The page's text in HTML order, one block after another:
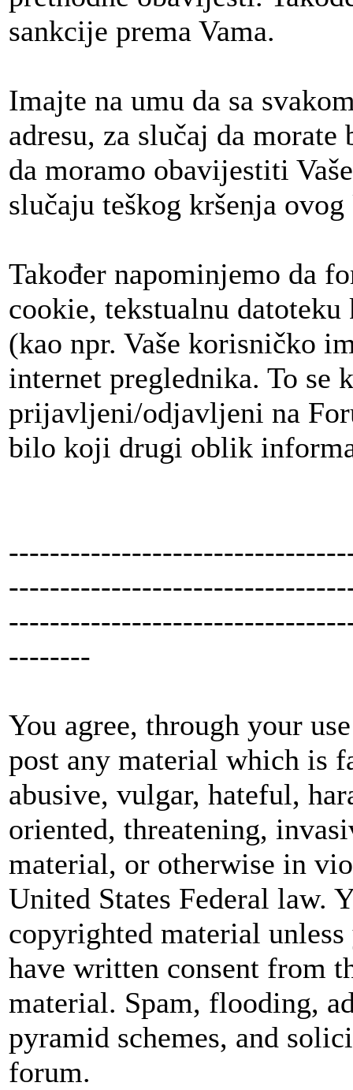
sankcije prema Vama.
Imajte na umu da sa
adresu, za slučaj da
da moramo obavijestiti
slučaju teškog kršenja
Također napominjemo da
cookie, tekstualnu
(kao npr. Vaše korisničko
internet preglednika. To se
prijavljeni/odjavljeni na
bilo koji drugi oblik
--------
You agree, through your
post any material which is
abusive, vulgar, hateful,
oriented, threatening,
material, or otherwise in
United States Federal law.
copyrighted material
have written consent from
material. Spam, flooding,
pyramid schemes, and
forum.